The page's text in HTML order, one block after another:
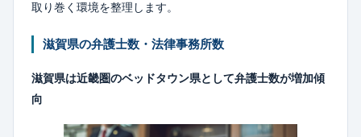
取り巻く環境を整理します。
滋賀県の弁護士数・法律事務所数
滋賀県は近畿圏のベッドタウン県として弁護士数が増加傾
向